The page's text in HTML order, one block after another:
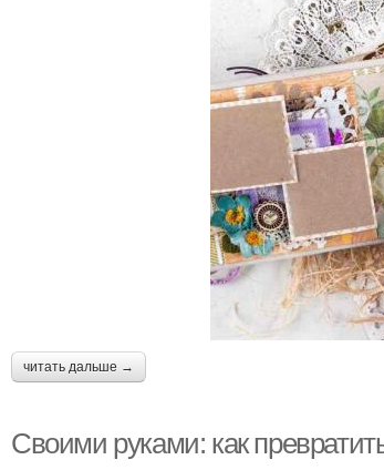
читать дальше →
Своими руками: как